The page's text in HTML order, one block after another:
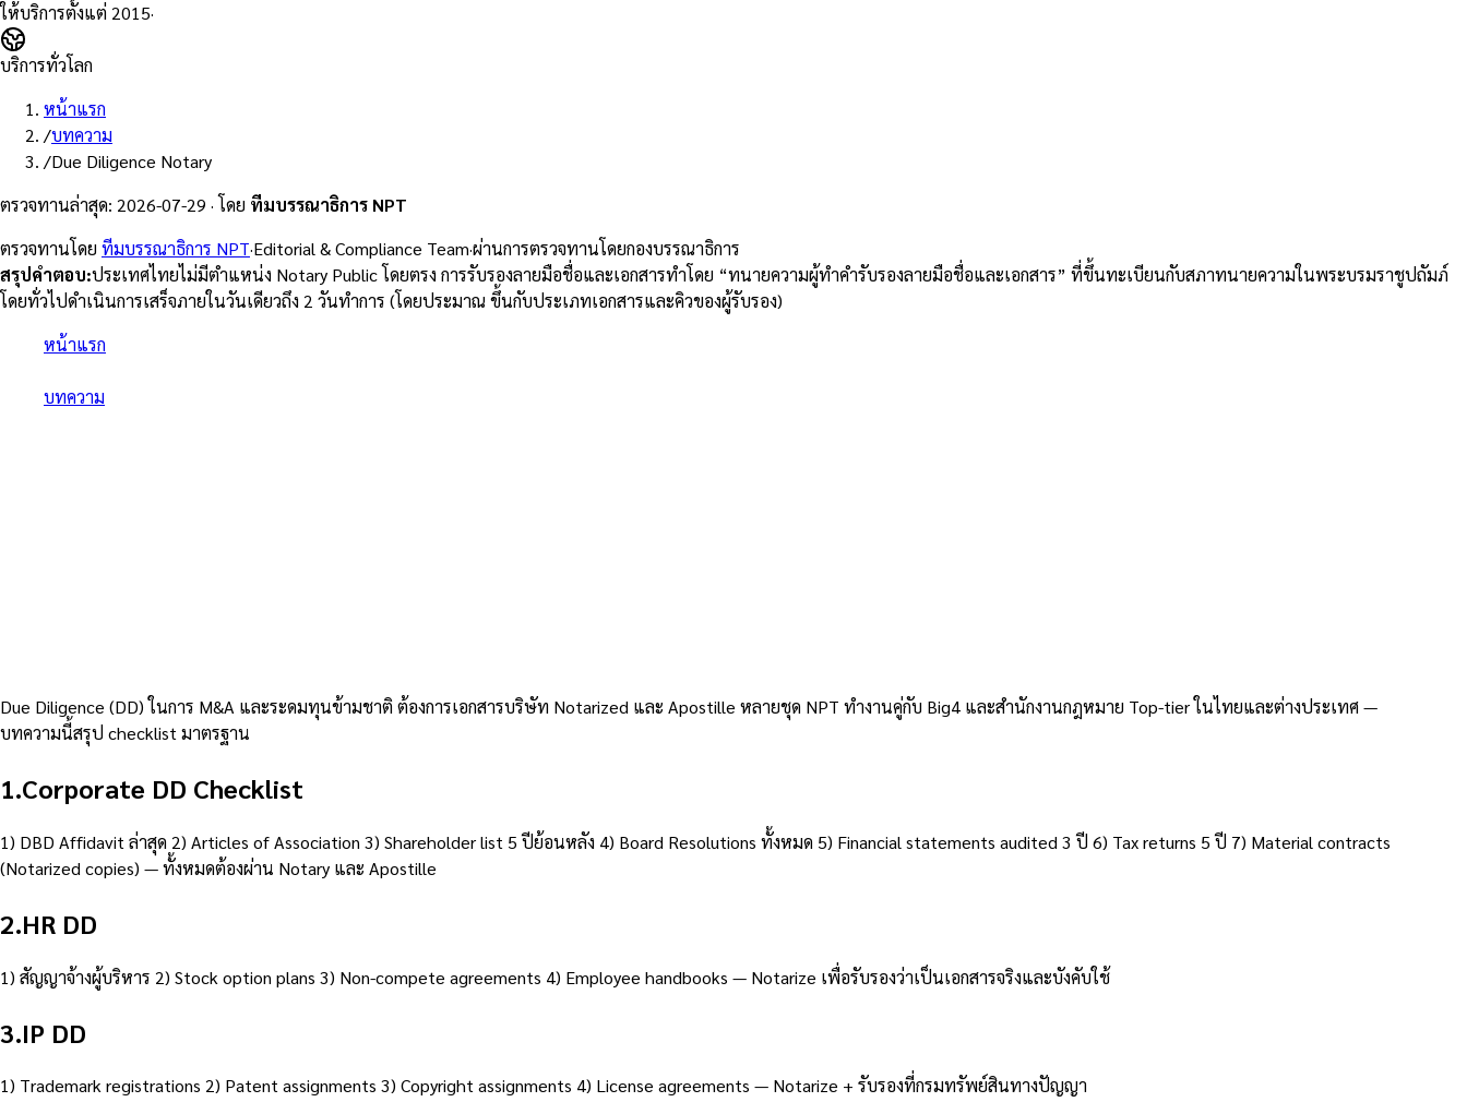
ให้บริการตั้งแต่ 2015·
บริการทั่วโลก
หน้าแรก
/บทความ
/Due Diligence Notary
ตรวจทานล่าสุด: 2026-07-29 · โดย ทีมบรรณาธิการ NPT
ตรวจทานโดย ทีมบรรณาธิการ NPT·Editorial & Compliance Team·ผ่านการตรวจทานโดยกองบรรณาธิการ
สรุปคำตอบ:ประเทศไทยไม่มีตำแหน่ง Notary Public โดยตรง การรับรองลายมือชื่อและเอกสารทำโดย “ทนายความผู้ทำคำรับรองลายมือชื่อและเอกสาร” ที่ขึ้นทะเบียนกับสภาทนายความในพระบรมราชูปถัมภ์
โดยทั่วไปดำเนินการเสร็จภายในวันเดียวถึง 2 วันทำการ (โดยประมาณ ขึ้นกับประเภทเอกสารและคิวของผู้รับรอง)
หน้าแรก
บทความ
Due Diligence (DD) ในการ M&A และระดมทุนข้ามชาติ ต้องการเอกสารบริษัท Notarized และ Apostille หลายชุด NPT ทำงานคู่กับ Big4 และสำนักงานกฎหมาย Top-tier ในไทยและต่างประเทศ —
บทความนี้สรุป checklist มาตรฐาน
1.Corporate DD Checklist
1) DBD Affidavit ล่าสุด 2) Articles of Association 3) Shareholder list 5 ปีย้อนหลัง 4) Board Resolutions ทั้งหมด 5) Financial statements audited 3 ปี 6) Tax returns 5 ปี 7) Material contracts
(Notarized copies) — ทั้งหมดต้องผ่าน Notary และ Apostille
2.HR DD
1) สัญญาจ้างผู้บริหาร 2) Stock option plans 3) Non-compete agreements 4) Employee handbooks — Notarize เพื่อรับรองว่าเป็นเอกสารจริงและบังคับใช้
3.IP DD
1) Trademark registrations 2) Patent assignments 3) Copyright assignments 4) License agreements — Notarize + รับรองที่กรมทรัพย์สินทางปัญญา